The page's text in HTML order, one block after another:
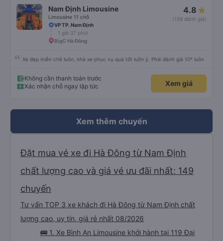
Nam Định Limousine
Limousine 11 chỗ
4.8
(159 đánh giá)
VP TP. Nam Định
1 giờ 37 phút
BigC Hà Đông
Xe đẹp miễn chê luôn, nhà xe phục vụ quá tốt luôn ý. Phải đánh giá 10* luôn
Không cần thanh toán trước
Xác nhận chỗ ngay lập tức
Xem giá
Xem thêm chuyến
Đặt mua vé xe đi Hà Đông từ Nam Định
chất lượng cao và giá vé ưu đãi nhất: 149
chuyến
Tư vấn TOP 3 xe khách đi Hà Đông từ Nam Định chất
lượng cao, uy tín, giá rẻ nhất 08/2026
🚌 1. Xe Bình An Limousine khởi hành tại 119 Đại